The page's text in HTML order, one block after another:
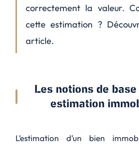
correctement la valeur.
cette estimation ?
article.
Les notions de
estimation
L’estimation d’un bien